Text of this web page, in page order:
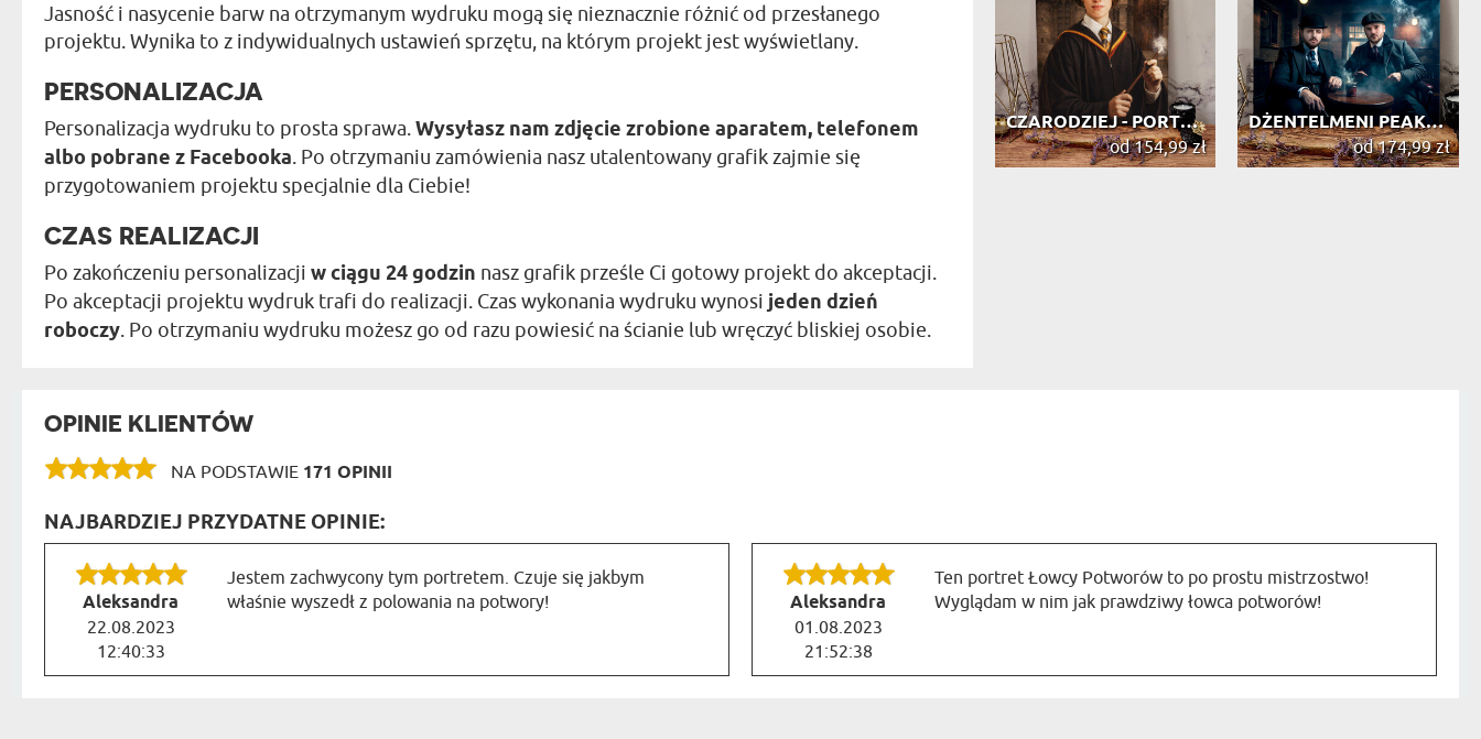
Jasność i nasycenie barw na otrzymanym wydruku mogą się nieznacznie różnić od przesłanego
projektu. Wynika to z indywidualnych ustawień sprzętu, na którym projekt jest wyświetlany.
PERSONALIZACJA
Personalizacja wydruku to prosta sprawa.Wysyłasz nam zdjęcie zrobione aparatem, telefonem
albo pobrane z Facebooka. Po otrzymaniu zamówienia nasz utalentowany grafik zajmie się
przygotowaniem projektu specjalnie dla Ciebie!
CZAS REALIZACJI
Po zakończeniu personalizacji w ciągu 24 godzin nasz grafik prześle Ci gotowy projekt do akceptacji.
Po akceptacji projektu wydruk trafi do realizacji. Czas wykonania wydruku wynosi jeden dzień
roboczy. Po otrzymaniu wydruku możesz go od razu powiesić na ścianie lub wręczyć bliskiej osobie.
CZARODZIEJ - PORTRET MARZEŃ
od 154,99 zł
DŻENTELMENI PEAKY BLINDERS - PORTRE...
od 174,99 zł
OPINIE KLIENTÓW
NA PODSTAWIE 171 OPINII
NAJBARDZIEJ PRZYDATNE OPINIE:
Aleksandra
22.08.2023
12:40:33
Jestem zachwycony tym portretem. Czuje się jakbym
właśnie wyszedł z polowania na potwory!
Aleksandra
01.08.2023
21:52:38
Ten portret Łowcy Potworów to po prostu mistrzostwo!
Wyglądam w nim jak prawdziwy łowca potworów!